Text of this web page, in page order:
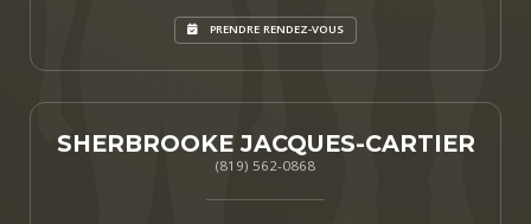
PRENDRE RENDEZ-VOUS
SHERBROOKE JACQUES-CARTIER
(819) 562-0868